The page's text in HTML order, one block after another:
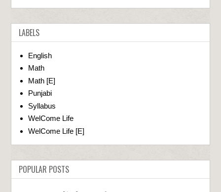
LABELS
English
Math
Math [E]
Punjabi
Syllabus
WelCome Life
WelCome Life [E]
POPULAR POSTS